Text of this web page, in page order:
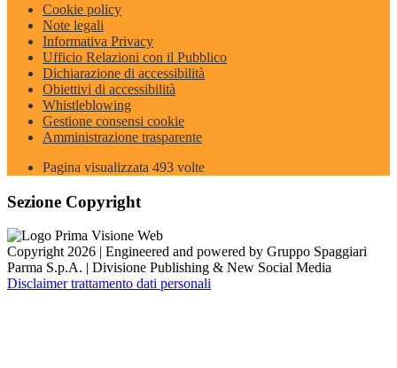
Cookie policy
Note legali
Informativa Privacy
Ufficio Relazioni con il Pubblico
Dichiarazione di accessibilità
Obiettivi di accessibilità
Whistleblowing
Gestione consensi cookie
Amministrazione trasparente
Pagina visualizzata 493 volte
Sezione Copyright
Copyright 2026 | Engineered and powered by Gruppo Spaggiari
Parma S.p.A. | Divisione Publishing & New Social Media
Disclaimer trattamento dati personali